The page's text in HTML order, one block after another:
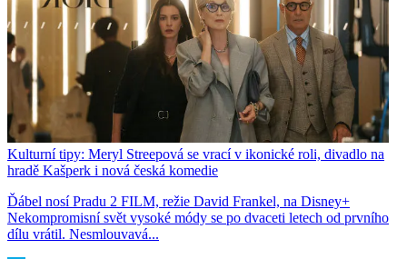
Kulturní tipy: Meryl Streepová se vrací v ikonické roli, divadlo na
hradě Kašperk i nová česká komedie
Ďábel nosí Pradu 2 FILM, režie David Frankel, na Disney+
Nekompromisní svět vysoké módy se po dvaceti letech od prvního
dílu vrátil. Nesmlouvavá...